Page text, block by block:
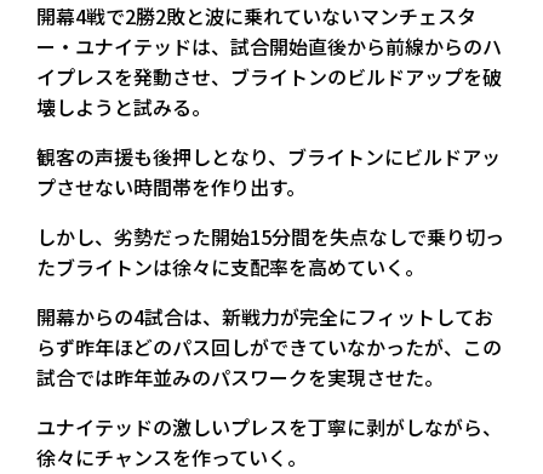
開幕4戦で2勝2敗と波に乗れていないマンチェスタ
ー・ユナイテッドは、試合開始直後から前線からのハ
イプレスを発動させ、ブライトンのビルドアップを破
壊しようと試みる。
観客の声援も後押しとなり、ブライトンにビルドアッ
プさせない時間帯を作り出す。
しかし、劣勢だった開始15分間を失点なしで乗り切っ
たブライトンは徐々に支配率を高めていく。
開幕からの4試合は、新戦力が完全にフィットしてお
らず昨年ほどのパス回しができていなかったが、この
試合では昨年並みのパスワークを実現させた。
ユナイテッドの激しいプレスを丁寧に剥がしながら、
徐々にチャンスを作っていく。